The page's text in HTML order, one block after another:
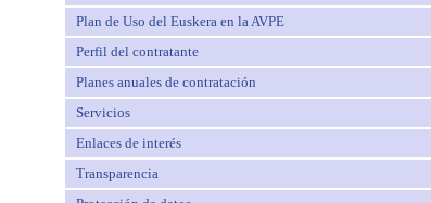
Plan de Uso del Euskera en la AVPE
Perfil del contratante
Planes anuales de contratación
Servicios
Enlaces de interés
Transparencia